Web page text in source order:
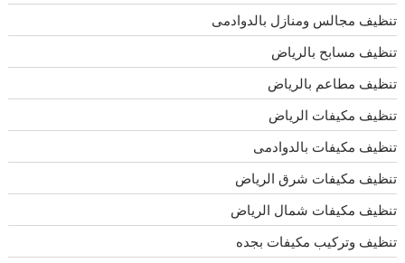
تنظيف مجالس ومنازل بالدوادمى
تنظيف مسابح بالرياض
تنظيف مطاعم بالرياض
تنظيف مكيفات الرياض
تنظيف مكيفات بالدوادمى
تنظيف مكيفات شرق الرياض
تنظيف مكيفات شمال الرياض
تنظيف وتركيب مكيفات بجده